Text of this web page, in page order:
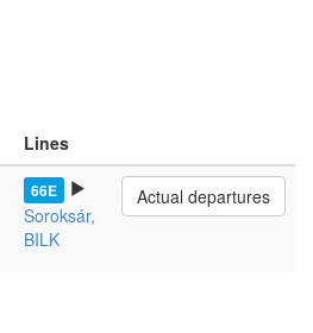
Lines
66E
Soroksár,
BILK
Actual departures